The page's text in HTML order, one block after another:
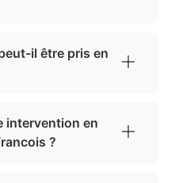
il être pris en
intervention en
?